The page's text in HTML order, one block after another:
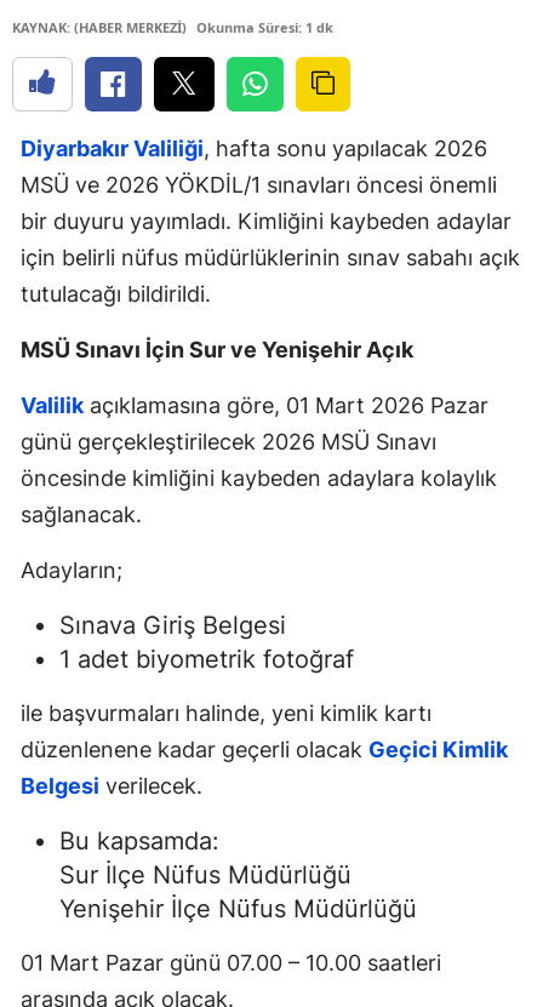
KAYNAK: (HABER MERKEZİ) Okunma Süresi: 1 dk
Diyarbakır Valiliği, hafta sonu yapılacak 2026
MSÜ ve 2026 YÖKDİL/1 sınavları öncesi önemli
bir duyuru yayımladı. Kimliğini kaybeden adaylar
için belirli nüfus müdürlüklerinin sınav sabahı açık
tutulacağı bildirildi.
MSÜ Sınavı İçin Sur ve Yenişehir Açık
Valilik açıklamasına göre, 01 Mart 2026 Pazar
günü gerçekleştirilecek 2026 MSÜ Sınavı
öncesinde kimliğini kaybeden adaylara kolaylık
sağlanacak.
Adayların;
Sınava Giriş Belgesi
1 adet biyometrik fotoğraf
ile başvurmaları halinde, yeni kimlik kartı
düzenlenene kadar geçerli olacak Geçici Kimlik
Belgesi verilecek.
Bu kapsamda:
Sur İlçe Nüfus Müdürlüğü
Yenişehir İlçe Nüfus Müdürlüğü
01 Mart Pazar günü 07.00 – 10.00 saatleri
arasında açık olacak.